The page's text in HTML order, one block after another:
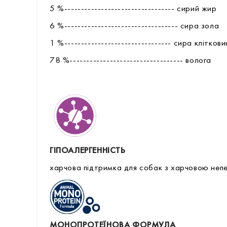
5 %--------------------------------- сирий жир
6 %---------------------------------- сира зола
1 %-------------------------------- сира
78 %---------------------------------- волога
ГІПОАЛЕРГЕННІСТЬ
харчова підтримка для собак з харчовою